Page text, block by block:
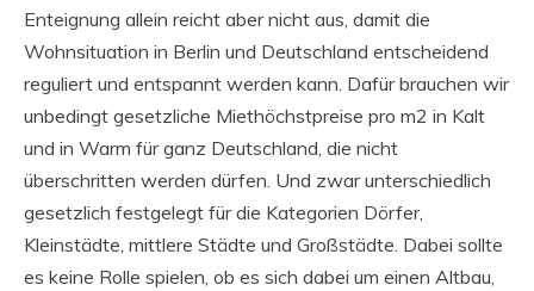
Enteignung allein reicht aber nicht aus, damit die
Wohnsituation in Berlin und Deutschland entscheidend
reguliert und entspannt werden kann. Dafür brauchen wir
unbedingt gesetzliche Miethöchstpreise pro m2 in Kalt
und in Warm für ganz Deutschland, die nicht
überschritten werden dürfen. Und zwar unterschiedlich
gesetzlich festgelegt für die Kategorien Dörfer,
Kleinstädte, mittlere Städte und Großstädte. Dabei sollte
es keine Rolle spielen, ob es sich dabei um einen Altbau,